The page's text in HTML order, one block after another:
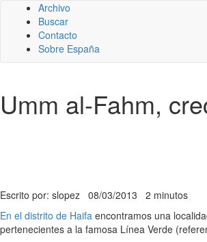
Archivo
Buscar
Contacto
Sobre España
Umm al-Fahm,
Escrito por: slopez 08/03/2013 2 minutos
En el distrito de Haifa encontramos una
pertenecientes a la famosa Línea Verde